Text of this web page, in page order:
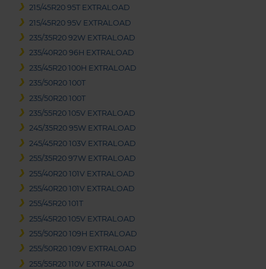
215/45R20 95T EXTRALOAD
215/45R20 95V EXTRALOAD
235/35R20 92W EXTRALOAD
235/40R20 96H EXTRALOAD
235/45R20 100H EXTRALOAD
235/50R20 100T
235/50R20 100T
235/55R20 105V EXTRALOAD
245/35R20 95W EXTRALOAD
245/45R20 103V EXTRALOAD
255/35R20 97W EXTRALOAD
255/40R20 101V EXTRALOAD
255/40R20 101V EXTRALOAD
255/45R20 101T
255/45R20 105V EXTRALOAD
255/50R20 109H EXTRALOAD
255/50R20 109V EXTRALOAD
255/55R20 110V EXTRALOAD